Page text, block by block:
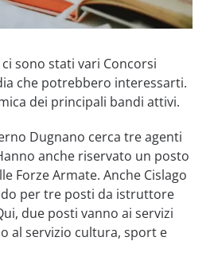
sono stati vari Concorsi
che potrebbero interessarti.
dei principali bandi attivi.
Dugnano cerca tre agenti
anche riservato un posto
Forze Armate. Anche Cislago
per tre posti da istruttore
due posti vanno ai servizi
al servizio cultura, sport e